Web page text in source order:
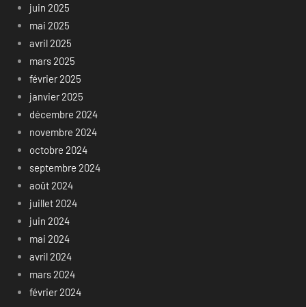
juin 2025
mai 2025
avril 2025
mars 2025
février 2025
janvier 2025
décembre 2024
novembre 2024
octobre 2024
septembre 2024
août 2024
juillet 2024
juin 2024
mai 2024
avril 2024
mars 2024
février 2024